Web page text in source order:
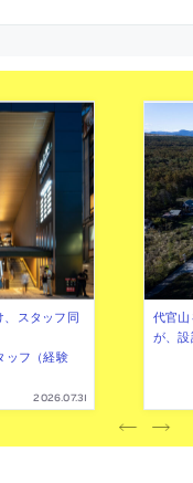
、スタッフ同
ッフ（経験
2026.07.31
代官
が、